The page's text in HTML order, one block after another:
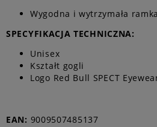
Wygodna i wytrzymała ramka
SPECYFIKACJA TECHNICZNA:
Unisex
Kształt gogli
Logo Red Bull SPECT
EAN: 9009507485137